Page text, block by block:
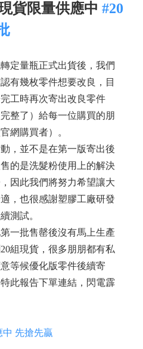
貨限量供應中 #20
定量瓶正式出貨後，我們
有幾枚零件想要改良，目
工時再次寄出改良零件
整了）給每一位購買的朋
網購買者）。
，並不是在第一版寄出後
的是洗髮粉使用上的解決
因此我們將努力希望讓大
，也很感謝塑膠工廠研發
測試。
一批售罄後沒有馬上生產
組現貨，很多朋朋都有私
等候優化版零件後續寄
此報告下單連結，閃電霹
先搶先贏